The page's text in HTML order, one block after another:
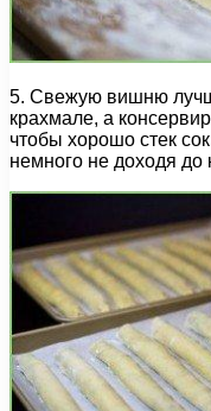
5. Свежую вишню
крахмале, а
чтобы хорошо стек
немного не доходя до